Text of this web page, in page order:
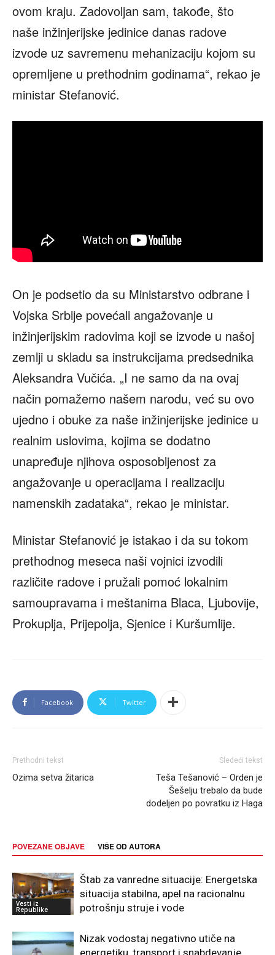
ovom kraju. Zadovoljan sam, takođe, što
naše inžinjerijske jedinice danas radove
izvode uz savremenu mehanizaciju kojom su
opremljene u prethodnim godinama“, rekao je
ministar Stefanović.
On je podsetio da su Ministarstvo odbrane i
Vojska Srbije povećali angažovanje u
inžinjerijskim radovima koji se izvode u našoj
zemlji u skladu sa instrukcijama predsednika
Aleksandra Vučića. „I ne samo da na ovaj
način pomažemo našem narodu, već su ovo
ujedno i obuke za naše inžinjerijske jedinice u
realnim uslovima, kojima se dodatno
unapređuje njihova osposobljenost za
angažovanje u operacijama i realizaciju
namenskih zadataka“, rekao je ministar.
Ministar Stefanović je istakao i da su tokom
prethodnog meseca naši vojnici izvodili
različite radove i pružali pomoć lokalnim
samoupravama i meštanima Blaca, Ljubovije,
Prokuplja, Prijepolja, Sjenice i Kuršumlije.
Facebook Twitter
Prethodni tekst
Ozima setva žitarica
Sledeći tekst
Teša Tešanović – Orden je
Šešelju trebalo da bude
dodeljen po povratku iz Haga
POVEZANE OBJAVE VIŠE OD AUTORA
Vesti iz
Republike
Štab za vanredne situacije: Energetska
situacija stabilna, apel na racionalnu
potrošnju struje i vode
Nizak vodostaj negativno utiče na
energetiku, transport i snabdevanje